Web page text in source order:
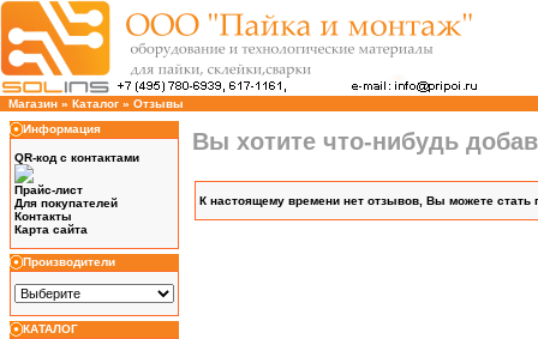
Магазин » Каталог » Отзывы
Информация
QR-код с контактами
Прайс-лист
Для покупателей
Контакты
Карта сайта
Производители
КАТАЛОГ
Вы хотите что-нибудь
К настоящему времени нет отзывов, Вы можете стать